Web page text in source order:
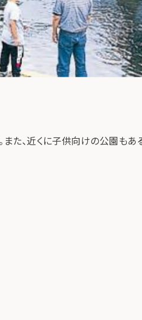
た、近くに子供向けの公園もあ